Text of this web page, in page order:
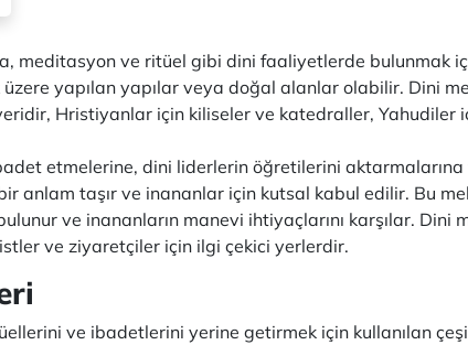
meditasyon ve ritüel gibi dini faaliyetlerde bulunmak
yapılan yapılar veya doğal alanlar olabilir. Dini
Hristiyanlar için kiliseler ve katedraller, Yahudiler
etmelerine, dini liderlerin öğretilerini
anlam taşır ve inananlar için kutsal kabul edilir. Bu
ve inananların manevi ihtiyaçlarını karşılar. Dini
ve ziyaretçiler için ilgi çekici yerlerdir.
ve ibadetlerini yerine getirmek için kullanılan